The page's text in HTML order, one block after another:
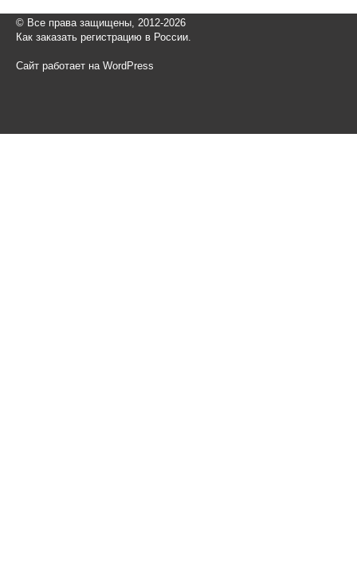
© Все права защищены, 2012-2026
Как заказать регистрацию в России.
Сайт работает на WordPress